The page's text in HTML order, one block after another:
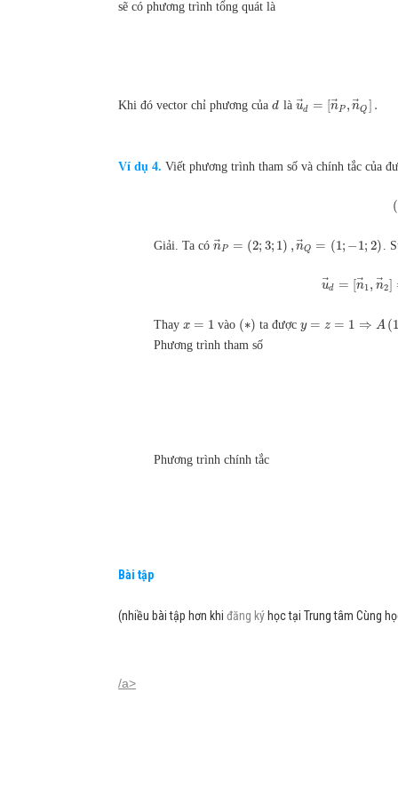
sẽ có phương trình tổng quát là
Khi đó vector chỉ phương của d là u⃗d = [n⃗P , n⃗Q ] .
Ví dụ 4. Viết phương trình tham số và chính tắc của
(
Giải. Ta có n⃗P = (2; 3; 1) , n⃗Q = (1; −1; 2) .
u⃗
d = [n⃗1, n⃗2]
Thay x = 1 vào (∗) ta được y = z = 1 ⇒ A (1
Phương trình tham số
Phương trình chính tắc
Bài tập
(nhiều bài tập hơn khi đăng ký học tại Trung tâm Cùng
/a>